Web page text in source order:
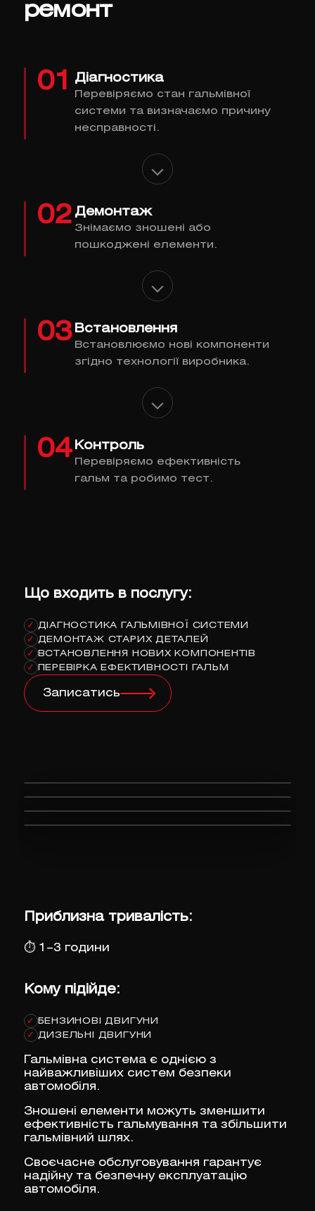
ремонт
01 Діагностика
Перевіряємо стан гальмівної
системи та визначаємо причину
несправності.
02 Демонтаж
Знімаємо зношені або
пошкоджені елементи.
03 Встановлення
Встановлюємо нові компоненти
згідно технології виробника.
04 Контроль
Перевіряємо ефективність
гальм та робимо тест.
Що входить в послугу:
✓ ДІАГНОСТИКА ГАЛЬМІВНОЇ СИСТЕМИ
✓ ДЕМОНТАЖ СТАРИХ ДЕТАЛЕЙ
✓ ВСТАНОВЛЕННЯ НОВИХ КОМПОНЕНТІВ
✓ ПЕРЕВІРКА ЕФЕКТИВНОСТІ ГАЛЬМ
Записатись
Приблизна тривалість:
⏱ 1–3 години
Кому підійде:
✓ БЕНЗИНОВІ ДВИГУНИ
✓ ДИЗЕЛЬНІ ДВИГУНИ
Гальмівна система є однією з
найважливіших систем безпеки
автомобіля.
Зношені елементи можуть зменшити
ефективність гальмування та збільшити
гальмівний шлях.
Своєчасне обслуговування гарантує
надійну та безпечну експлуатацію
автомобіля.